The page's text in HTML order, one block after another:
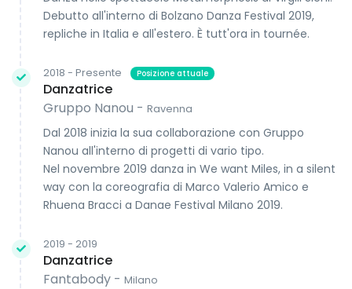
Debutto all'interno di Bolzano Danza Festival 2019,
repliche in Italia e all'estero. È tutt'ora in tournée.
2018 - Presente Posizione attuale
Danzatrice
Gruppo Nanou - Ravenna
Dal 2018 inizia la sua collaborazione con Gruppo
Nanou all'interno di progetti di vario tipo.
Nel novembre 2019 danza in We want Miles, in a silent
way con la coreografia di Marco Valerio Amico e
Rhuena Bracci a Danae Festival Milano 2019.
2019 - 2019
Danzatrice
Fantabody - Milano